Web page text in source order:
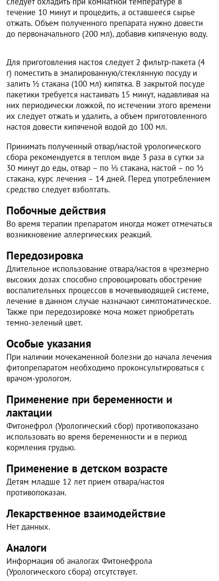
течение 10 минут и процедить, а оставшееся сырье
отжать. Объем полученного препарата нужно довести
до первоначального (200 мл), добавив кипяченую воду.
Для приготовления настоя следует 2 фильтр-пакета (4
г) поместить в эмалированную/стеклянную посуду и
залить ½ стакана (100 мл) кипятка. В закрытой посуде
пакетики требуется настаивать 15 минут, надавливая на
них периодически ложкой, по истечении этого времени
их следует отжать и удалить, а объем приготовленного
настоя довести кипяченой водой до 100 мл.
Принимать полученный отвар/настой урологического
сбора рекомендуется в теплом виде 3 раза в сутки за
30 минут до еды, отвар – по ⅓ стакана, настой – по ½
стакана, курс лечения – 14 дней. Перед употреблением
средство следует взболтать.
Побочные действия
Во время терапии препаратом иногда может отмечаться
возникновение аллергических реакций.
Передозировка
Длительное использование отвара/настоя в чрезмерно
высоких дозах способно спровоцировать обострение
воспалительных процессов в мочевыводящей системе,
лечение в данном случае назначают симптоматическое.
Также при передозировке моча может приобретать
темно-зеленый цвет.
Особые указания
При наличии мочекаменной болезни до начала лечения
фитопрепаратом необходимо проконсультироваться с
врачом-урологом.
Применение при беременности и
лактации
Фитонефрол (Урологический сбор) противопоказано
использовать во время беременности и в период
кормления грудью.
Применение в детском возрасте
Детям младше 12 лет прием отвара/настоя
противопоказан.
Лекарственное взаимодействие
Нет данных.
Аналоги
Информация об аналогах Фитонефрола
(Урологического сбора) отсутствует.